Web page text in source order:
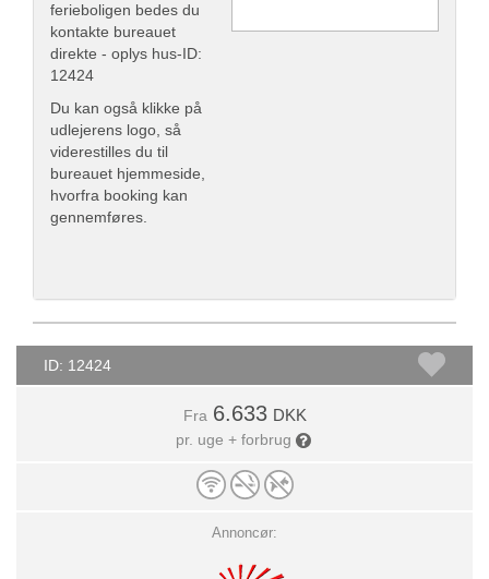
ferieboligen bedes du
kontakte bureauet
direkte - oplys hus-ID:
12424
Du kan også klikke på
udlejerens logo, så
viderestilles du til
bureauet hjemmeside,
hvorfra booking kan
gennemføres.
ID: 12424
Fra 6.633 DKK
pr. uge + forbrug
Annoncør: